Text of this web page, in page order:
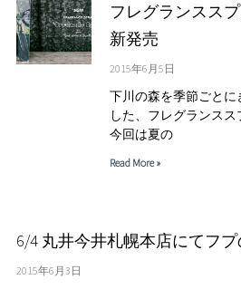
フレグランススプ
新発売
2015年6月5日
下川の森を季節ごと
した、フレグランスス
今回は夏の
Read More »
6/4 丸井今井札幌本店にてフ
2015年6月3日